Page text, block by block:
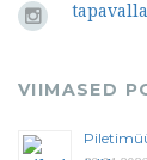
VIIMASED